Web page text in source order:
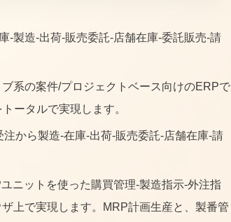
-製造-出荷-販売委託-店舗在庫-委託販売-請
系の案件/プロジェクトベース向けのERPで
ータルで実現します。
から製造-在庫-出荷-販売委託-店舗在庫-請
ニットを使った購買管理-製造指示-外注指
上で実現します。MRP計画生産と、製番管